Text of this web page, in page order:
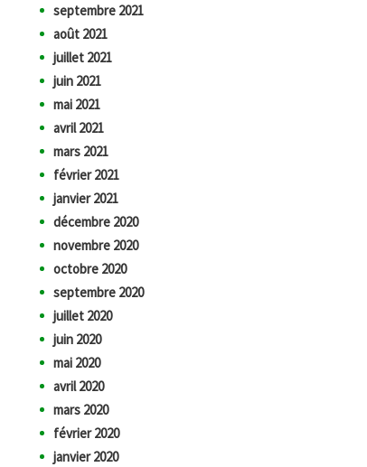
septembre 2021
août 2021
juillet 2021
juin 2021
mai 2021
avril 2021
mars 2021
février 2021
janvier 2021
décembre 2020
novembre 2020
octobre 2020
septembre 2020
juillet 2020
juin 2020
mai 2020
avril 2020
mars 2020
février 2020
janvier 2020